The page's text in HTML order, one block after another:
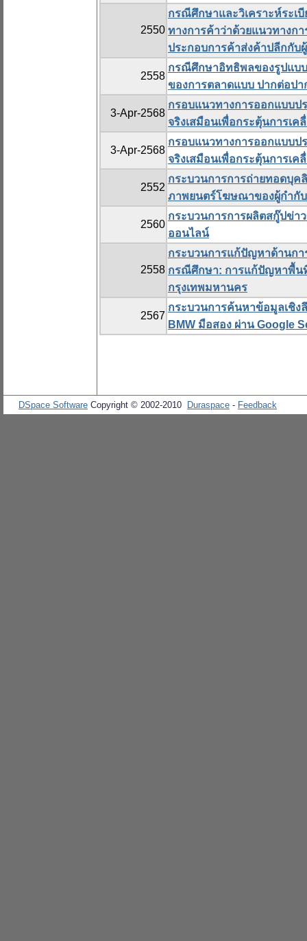
2550
กรณีศึกษาและวิเคราะห์ระเ
ทางการค้าว่าด้วยแนวทางก
ประกอบการค้าส่งค้าปลีกกับ
2558
กรณีศึกษาอิทธิพลของรูปแบ
ของการตลาดแบบ ปากต่อปา
3-Apr-2568
กรอบแนวทางการออกแบบ
จริงเสมือนเพื่อกระตุ้นการเค
3-Apr-2568
กรอบแนวทางการออกแบบ
จริงเสมือนเพื่อกระตุ้นการเค
2552
กระบวนการการถ่ายทอดบุ
ภาพยนตร์โฆษณาของผู้กำกั
2560
กระบวนการการผลิตสกู๊ปข่า
ออนไลน์
2558
กระบวนการแก้ปัญหาด้านก
กรณีศึกษา: การแก้ปัญหาพื้น
กรุงเทพมหานคร
2567
กระบวนการค้นหาข้อมูลเชิง
BMW มือสอง ผ่าน Google
DSpace Software Copyright © 2002-2010 Duraspace - Feedback